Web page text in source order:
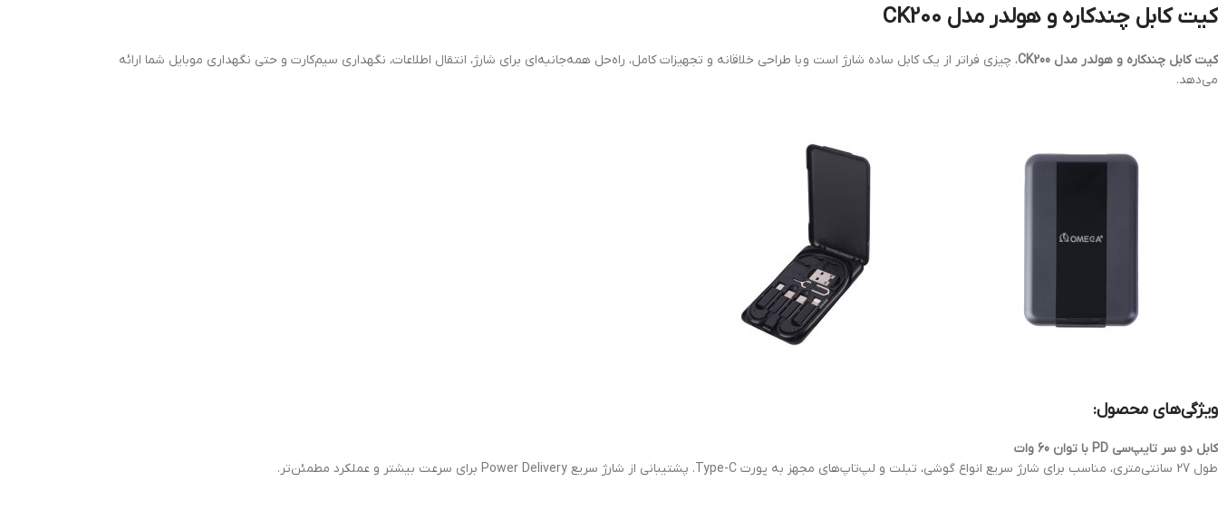
کیت کابل چندکاره و هولدر مدل CK200
کیت کابل چندکاره و هولدر مدل CK200
، چیزی فراتر از یک کابل ساده شارژ است و با طراحی خلاقانه و تجهیزات کامل، راه‌حل همه‌جانبه‌ای برای شارژ، انتقال اطلاعات، نگهداری سیم‌کارت و حتی نگهداری موبایل شما ارائه
می‌دهد.
ویژگی‌های محصول:
کابل دو سر تایپ‌سی PD با توان 60 وات
طول 27 سانتی‌متری، مناسب برای شارژ سریع انواع گوشی، تبلت و لپ‌تاپ‌های مجهز به پورت Type-C. پشتیبانی از شارژ سریع Power Delivery برای سرعت بیشتر و عملکرد مطمئن‌تر.